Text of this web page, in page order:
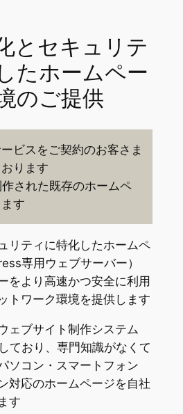
とセキュリテ
たホームペー
のご提供
ビスをご契約のお客さま
ります
された既存のホームペ
す
リティに特化したホームペ
専用ウェブサーバー）
をより高速かつ安全に利用
トワーク環境を提供します
ェブサイト制作システム
ており、専門知識がなくて
ソコン・スマートフォン
対応のホームページを自社
す